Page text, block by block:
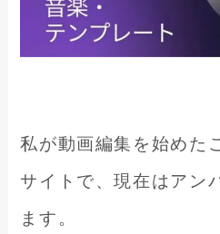
私が動画編集を始めた
サイトで、現在はアン
ます。